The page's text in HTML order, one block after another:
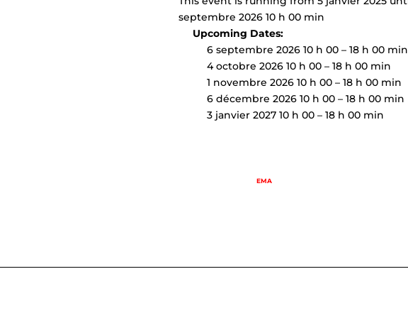
septembre 2026 10 h 00 min
Upcoming Dates:
6 septembre 2026 10 h 00 – 18 h 00 min
4 octobre 2026 10 h 00 – 18 h 00 min
1 novembre 2026 10 h 00 – 18 h 00 min
6 décembre 2026 10 h 00 – 18 h 00 min
3 janvier 2027 10 h 00 – 18 h 00 min
EMA